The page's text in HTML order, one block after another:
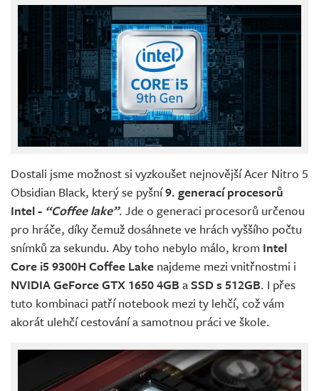
Dostali jsme možnost si vyzkoušet nejnovější Acer Nitro 5
Obsidian Black, který se pyšní9. generací procesorů
Intel - “Coffee lake”. Jde o generaci procesorů určenou
pro hráče, díky čemuž dosáhnete ve hrách vyššího počtu
snímků za sekundu. Aby toho nebylo málo, krom Intel
Core i5 9300H Coffee Lake najdeme mezi vnitřnostmi i
NVIDIA GeForce GTX 1650 4GB aSSD s 512GB. I přes
tuto kombinaci patří notebook mezi ty lehčí, což vám
akorát ulehčí cestování a samotnou práci ve škole.